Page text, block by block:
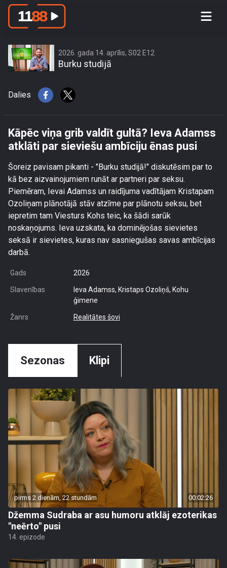
Kāpēc viņa grib valdīt gultā? Ieva
2026. gada 14. aprīlis, S02 E12
Burku studijā
Dalies
Kāpēc viņa grib valdīt gultā? Ieva Adamss
atklāti par sieviešu ambīciju ēnas pusi
Šoreiz pavisam pikanti - "Burku studijā!" diskutēsim par to
kā bez aizvainojumiem runāt ar partneri par seksu.
Piemēram, Ievai Adamss un raidījuma vadītājam Kristapam
Ozoliņam plānotājā stāv atzīme par plānotu seksu, bet
iepretim tam Viesturs Kohs teic, ka šādi sarūk
noskaņojums. Ieva uzskata, ka dominējošas sievietes
seksā ir sievietes, kuras nav sasniegušas savas ambīcijas
darbā.
Gads 2026
Slavenības
Ieva Adamss, Kristaps Ozoliņš, Kohu
ģimene
Žanrs Realitātes šovi
Sezonas Klipi
pirms 2 dienām, 22 stundām 00:02:26
Džemma Sudraba ar asu humoru atklāj ezoterikas
"neērto" pusi
14. epizode